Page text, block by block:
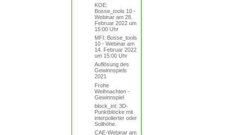
KOE:
Bosse_tools 10 -
Webinar am 28.
Februar 2022 um
15:00 Uhr
MFI: Bosse_tools
10 - Webinar am
14. Februar 2022
um 15:00 Uhr
Auflösung des
Gewinnspiels
2021
Frohe
Weihnachten -
Gewinnspiel
block_int: 3D-
Punktblöcke mit
interpolierter oder
Sollhöhe.
CAE-Webinar am